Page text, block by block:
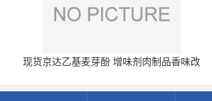
现货京达乙基麦芽酚 增味剂肉制品香味改